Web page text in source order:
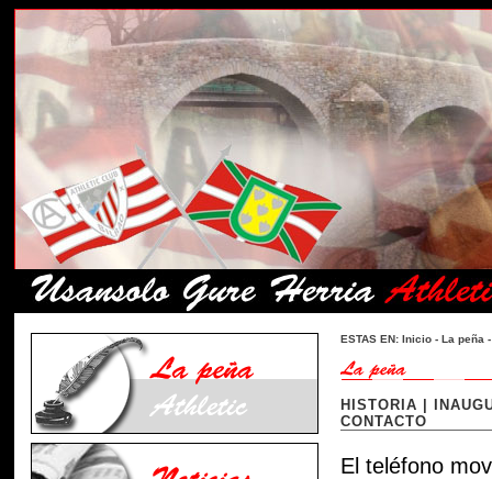
ESTAS EN: Inicio- La peña
HISTORIA
CONTACTO
El teléfono